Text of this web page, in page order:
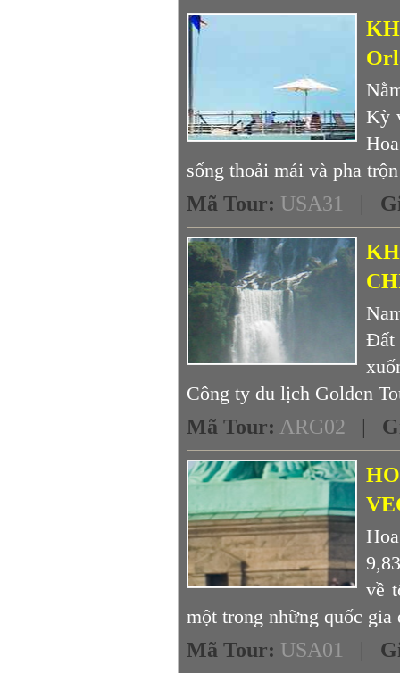
Kỳ
sống thoải mái và pha
Mã Tour: USA31 |
Đất
Công ty du lịch Golden
Mã Tour: ARG02 |
về
một trong những quốc gia
Mã Tour: USA01 |